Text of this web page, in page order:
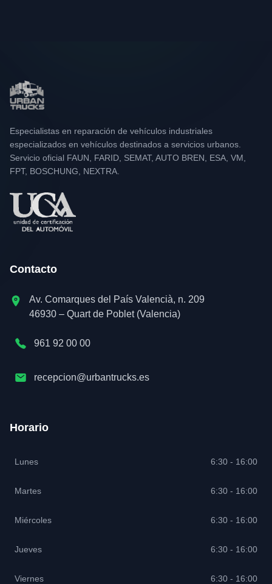
Especialistas en reparación de vehículos industriales
especializados en vehículos destinados a servicios urbanos.
Servicio oficial FAUN, FARID, SEMAT, AUTO BREN, ESA, VM,
FPT, BOSCHUNG, NEXTRA.
Contacto
Av. Comarques del País Valencià, n. 209
46930 – Quart de Poblet (Valencia)
961 92 00 00
recepcion@urbantrucks.es
Horario
Lunes 6:30 - 16:00
Martes 6:30 - 16:00
Miércoles 6:30 - 16:00
Jueves 6:30 - 16:00
Viernes 6:30 - 16:00